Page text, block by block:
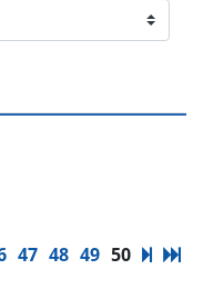
47 48 49 50